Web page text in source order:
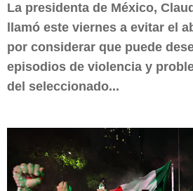
La presidenta de México,
llamó este viernes a evitar el
por considerar que puede
episodios de violencia y
del seleccionado...